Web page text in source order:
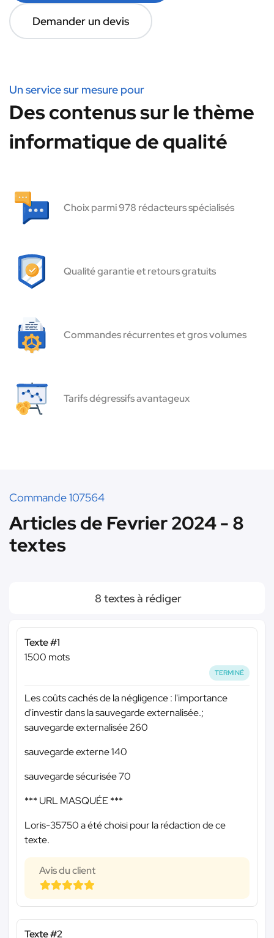
Demander un devis
Un service sur mesure pour
Des contenus sur le thème
informatique de qualité
Choix parmi 978 rédacteurs spécialisés
Qualité garantie et retours gratuits
Commandes récurrentes et gros volumes
Tarifs dégressifs avantageux
Commande 107564
Articles de Fevrier 2024 - 8
textes
8 textes à rédiger
Texte #1
1500 mots
TERMINÉ
Les coûts cachés de la négligence : l'importance
d'investir dans la sauvegarde externalisée.;
sauvegarde externalisée 260
sauvegarde externe 140
sauvegarde sécurisée 70
*** URL MASQUÉE ***
Loris-35750 a été choisi pour la rédaction de ce
texte.
Avis du client
Texte #2